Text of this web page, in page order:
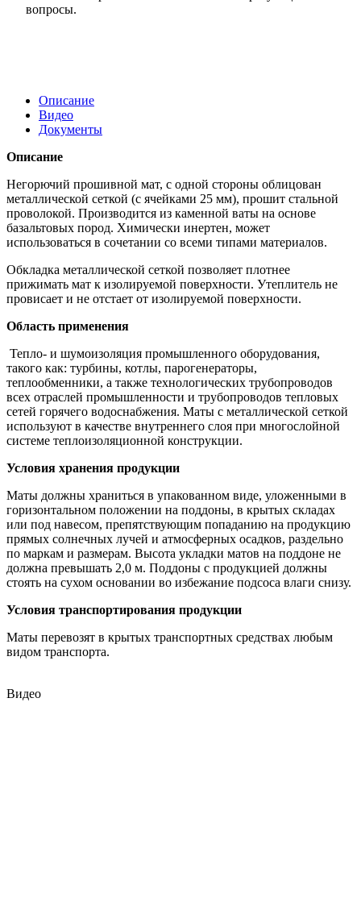
вопросы.
Описание
Видео
Документы
Описание
Негорючий прошивной мат, с одной стороны облицован
металлической сеткой (с ячейками 25 мм), прошит стальной
проволокой. Производится из каменной ваты на основе
базальтовых пород. Химически инертен, может
использоваться в сочетании со всеми типами материалов.
Обкладка металлической сеткой позволяет плотнее
прижимать мат к изолируемой поверхности. Утеплитель не
провисает и не отстает от изолируемой поверхности.
Область применения
Тепло- и шумоизоляция промышленного оборудования,
такого как: турбины, котлы, парогенераторы,
теплообменники, а также технологических трубопроводов
всех отраслей промышленности и трубопроводов тепловых
сетей горячего водоснабжения. Маты с металлической сеткой
используют в качестве внутреннего слоя при многослойной
системе теплоизоляционной конструкции.
Условия хранения продукции
Маты должны храниться в упакованном виде, уложенными в
горизонтальном положении на поддоны, в крытых складах
или под навесом, препятствующим попаданию на продукцию
прямых солнечных лучей и атмосферных осадков, раздельно
по маркам и размерам. Высота укладки матов на поддоне не
должна превышать 2,0 м. Поддоны с продукцией должны
стоять на сухом основании во избежание подсоса влаги снизу.
Условия транспортирования продукции
Маты перевозят в крытых транспортных средствах любым
видом транспорта.
Видео